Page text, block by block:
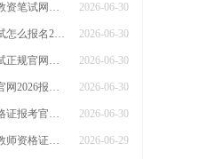
2026下广东教资笔试网上报名官网入口：7月3日开放 2026-06-30
广东教资笔试怎么报名2026 附官方入口 2026-06-30
广东教资笔试正规官网入口2026（7月3日开放） 2026-06-30
小学教师证官网2026报名入口及考试时间表(详细解读) 2026-06-30
小学教师资格证报考官网入口今年 2026-06-30
2026下半年教师资格证笔试怎么报名 有什么流程 2026-06-29